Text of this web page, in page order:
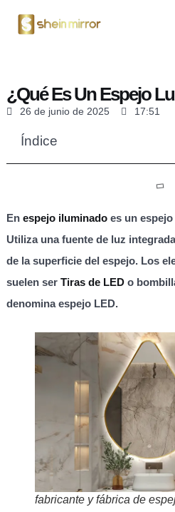
¿Qué Es Un Espejo
26 de junio de 2025 17:51
Índice
En espejo iluminado es un
Utiliza una fuente de luz
de la superficie del espejo. Los
suelen ser Tiras de LED o
denomina espejo LED.
fabricante y fábrica de